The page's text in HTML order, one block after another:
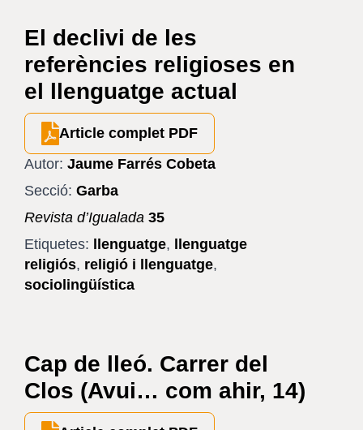
El declivi de les
referències religioses en
el llenguatge actual
Article complet PDF
Autor: Jaume Farrés Cobeta
Secció: Garba
Revista d’Igualada 35
Etiquetes: llenguatge, llenguatge
religiós, religió i llenguatge,
sociolingüística
Cap de lleó. Carrer del
Clos (Avui… com ahir, 14)